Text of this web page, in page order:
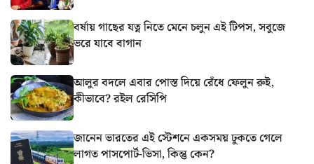
বর্ষায় গাছের যত্ন নিতে মেনে চলুন এই টিপস, সবুজে
ভরে যাবে বাগান
আলুর বদলে এবার পোস্ত দিয়ে রেঁধে ফেলুন রুই,
কীভাবে? রইল রেসিপি
জানেন ভারতের এই স্টেশনে একসময় ঢুকতে গেলে
লাগত পাসপোর্ট-ভিসা, কিন্তু কেন?